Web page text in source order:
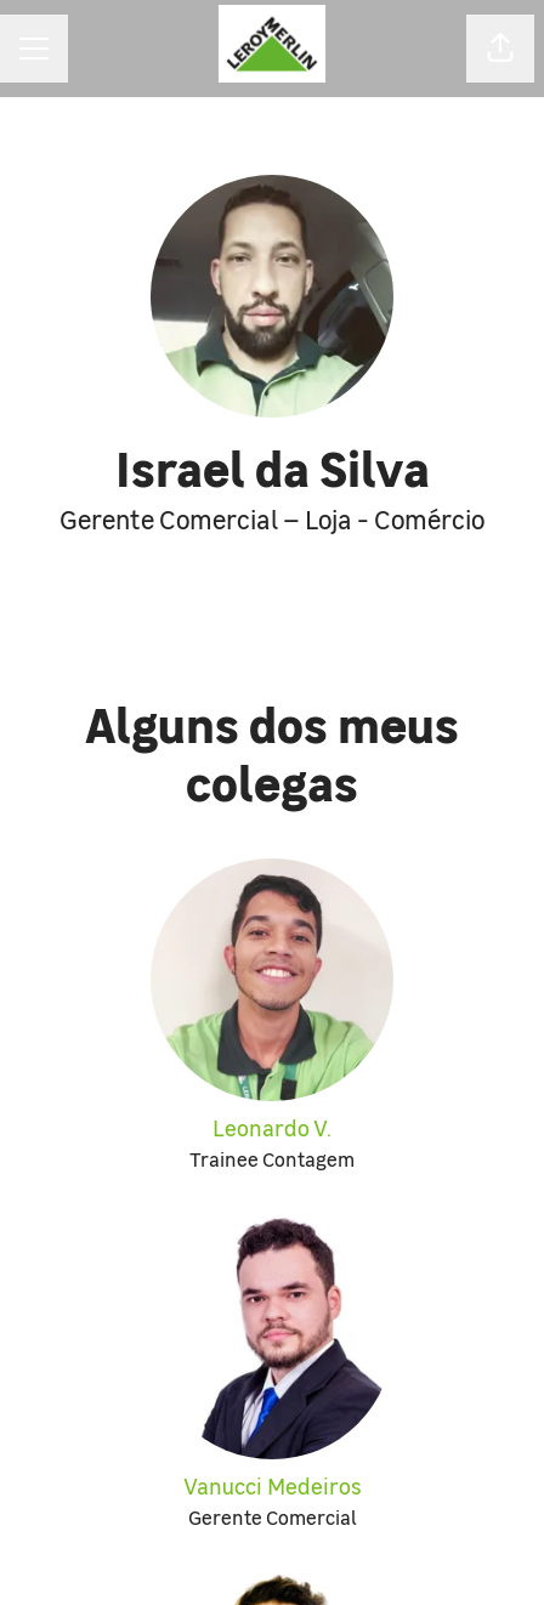
Israel da Silva
Gerente Comercial – Loja - Comércio
Alguns dos meus
colegas
Leonardo V.
Trainee Contagem
Vanucci Medeiros
Gerente Comercial